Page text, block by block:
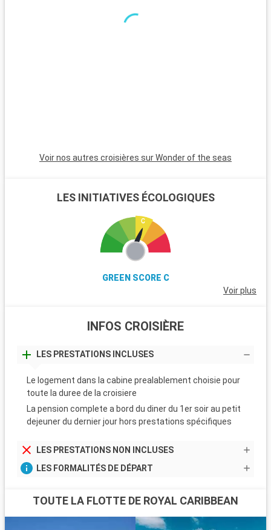
bateau, sont un paradis avec leurs plages de sable blanc. Pour
Voir nos autres croisières sur Wonder of the seas
LES INITIATIVES ÉCOLOGIQUES
GREEN SCORE C
Voir plus
INFOS CROISIÈRE
LES PRESTATIONS INCLUSES
Le logement dans la cabine prealablement choisie pour
toute la duree de la croisiere
La pension complete a bord du diner du 1er soir au petit
dejeuner du dernier jour hors prestations spécifiques
LES PRESTATIONS NON INCLUSES
LES FORMALITÉS DE DÉPART
TOUTE LA FLOTTE DE ROYAL CARIBBEAN